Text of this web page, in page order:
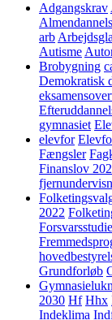
Adgangskrav
arb
Autisme
Brobygning
Demokratisk
gymnasiet
elevfor
Fængsler
Finanslov
2022
Grundforløb
2030 Hf Hhx
Indeklima